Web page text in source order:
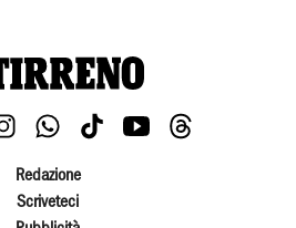
Redazione
Scriveteci